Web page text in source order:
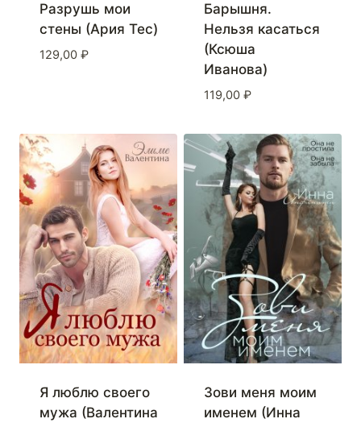
Разрушь мои
стены (Ария Тес)
129,00 ₽
Барышня.
Нельзя касаться
(Ксюша
Иванова)
119,00 ₽
Я люблю своего
мужа (Валентина
Зови меня моим
именем (Инна